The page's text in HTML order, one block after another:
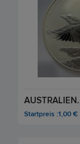
Startpreis :1,00 €